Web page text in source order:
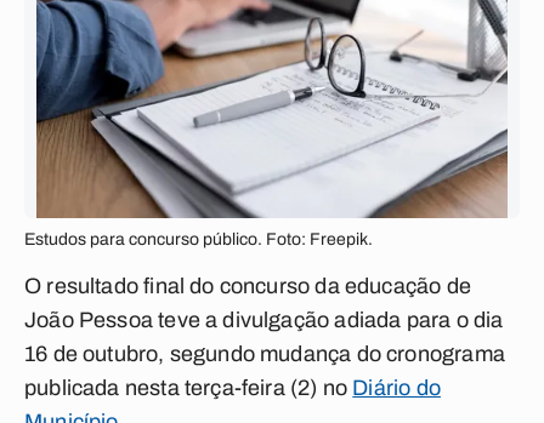
Estudos para concurso público. Foto: Freepik.
O resultado final do concurso da educação de
João Pessoa teve a divulgação adiada para o dia
16 de outubro, segundo mudança do cronograma
publicada nesta terça-feira (2) no Diário do